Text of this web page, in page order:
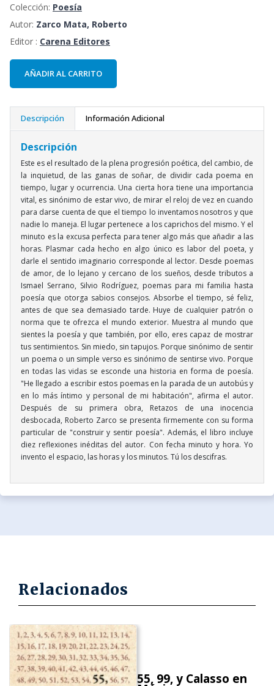
Colección: Poesía
Autor: Zarco Mata, Roberto
Editor : Carena Editores
AÑADIR AL CARRITO
Descripción Información Adicional
Descripción
Este es el resultado de la plena progresión poética, del cambio, de
la inquietud, de las ganas de soñar, de dividir cada poema en
tiempo, lugar y ocurrencia. Una cierta hora tiene una importancia
vital, es sinónimo de estar vivo, de mirar el reloj de vez en cuando
para darse cuenta de que el tiempo lo inventamos nosotros y que
nadie lo maneja. El lugar pertenece a los caprichos del mismo. Y el
minuto es la excusa perfecta para tener algo más que añadir a las
horas. Plasmar cada hecho en algo único es labor del poeta, y
darle el sentido imaginario corresponde al lector. Desde poemas
de amor, de lo lejano y cercano de los sueños, desde tributos a
Ismael Serrano, Silvio Rodríguez, poemas para mi familia hasta
poesía que otorga sabios consejos. Absorbe el tiempo, sé feliz,
antes de que sea demasiado tarde. Huye de cualquier patrón o
norma que te ofrezca el mundo exterior. Muestra al mundo que
sientes la poesía y que también, por ello, eres capaz de mostrar
tus sentimientos. Sin miedo, sin tapujos. Porque sinónimo de sentir
un poema o un simple verso es sinónimo de sentirse vivo. Porque
en todas las vidas se esconde una historia en forma de poesía.
"He llegado a escribir estos poemas en la parada de un autobús y
en lo más íntimo y personal de mi habitación", afirma el autor.
Después de su primera obra, Retazos de una inocencia
desbocada, Roberto Zarco se presenta firmemente con su forma
particular de "construir y sentir poesía". Además, el libro incluye
diez reflexiones inéditas del autor. Con fecha minuto y hora. Yo
invento el espacio, las horas y los minutos. Tú los descifras.
Relacionados
55, 99, y Calasso en